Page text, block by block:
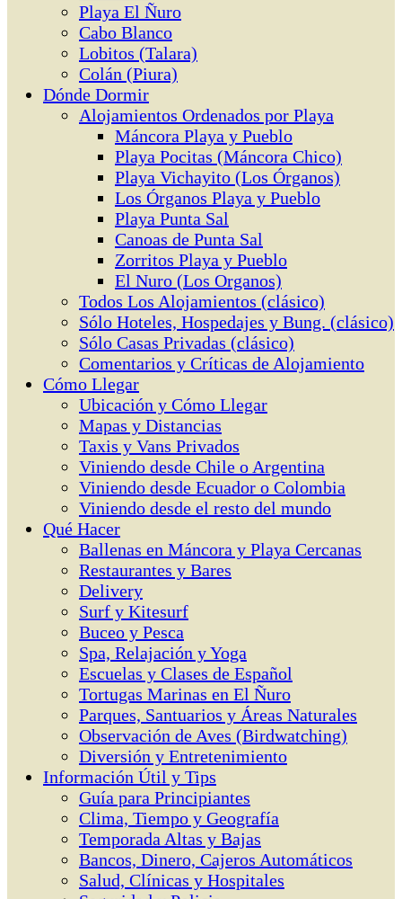
Playa El Ñuro
Cabo Blanco
Lobitos (Talara)
Colán (Piura)
Dónde Dormir
Alojamientos Ordenados por Playa
Máncora Playa y Pueblo
Playa Pocitas (Máncora Chico)
Playa Vichayito (Los Órganos)
Los Órganos Playa y Pueblo
Playa Punta Sal
Canoas de Punta Sal
Zorritos Playa y Pueblo
El Nuro (Los Organos)
Todos Los Alojamientos (clásico)
Sólo Hoteles, Hospedajes y Bung. (clásico)
Sólo Casas Privadas (clásico)
Comentarios y Críticas de Alojamiento
Cómo Llegar
Ubicación y Cómo Llegar
Mapas y Distancias
Taxis y Vans Privados
Viniendo desde Chile o Argentina
Viniendo desde Ecuador o Colombia
Viniendo desde el resto del mundo
Qué Hacer
Ballenas en Máncora y Playa Cercanas
Restaurantes y Bares
Delivery
Surf y Kitesurf
Buceo y Pesca
Spa, Relajación y Yoga
Escuelas y Clases de Español
Tortugas Marinas en El Ñuro
Parques, Santuarios y Áreas Naturales
Observación de Aves (Birdwatching)
Diversión y Entretenimiento
Información Útil y Tips
Guía para Principiantes
Clima, Tiempo y Geografía
Temporada Altas y Bajas
Bancos, Dinero, Cajeros Automáticos
Salud, Clínicas y Hospitales